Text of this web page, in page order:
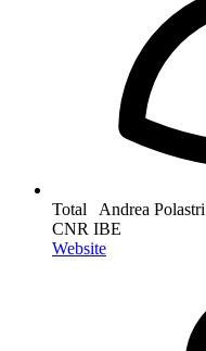
Total Andrea Polastri
CNR IBE
Website